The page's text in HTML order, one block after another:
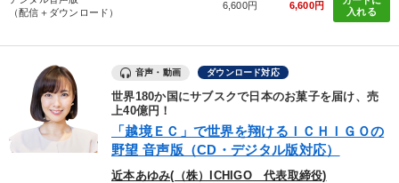
目的別
社長の姿勢を学びたい リーダーの魅力向上
パフォーマンス向上 経営を改善したい 業績を伸ばしたい
販売力を強化したい
（配信＋ダウンロード）
6,600円 6,600円
入れる
音声・動画 ダウンロード対応
世界180か国にサブスクで日本のお菓子を届け、売
上40億円！
「越境ＥＣ」で世界を翔けるＩＣＨＩＧＯの
野望 音声版（CD・デジタル版対応）
近本あゆみ(（株）ICHIGO 代表取締役)